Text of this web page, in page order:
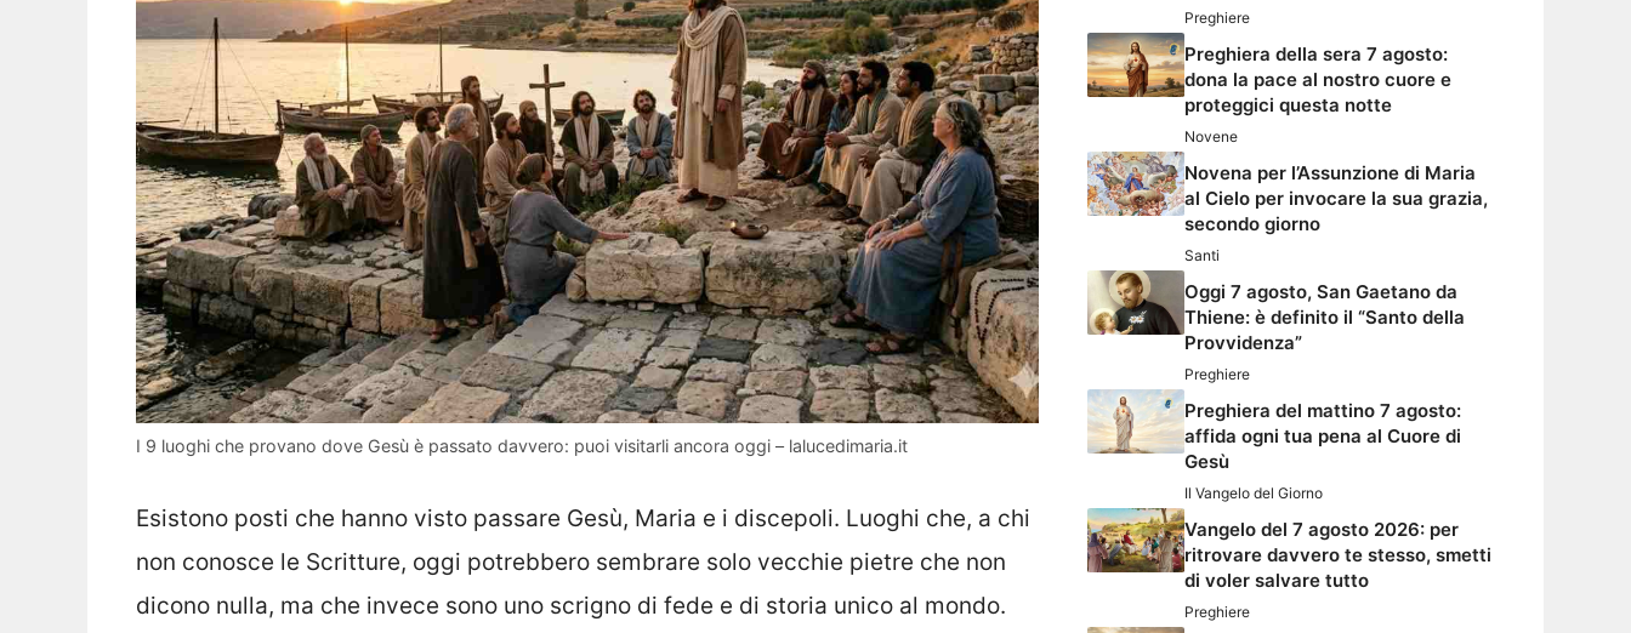
I 9 luoghi che provano dove Gesù è passato davvero: puoi visitarli ancora oggi – lalucedimaria.it
Esistono posti che hanno visto passare Gesù, Maria e i discepoli. Luoghi che, a chi
non conosce le Scritture, oggi potrebbero sembrare solo vecchie pietre che non
dicono nulla, ma che invece sono uno scrigno di fede e di storia unico al mondo.
Preghiere
Preghiera della sera 7 agosto:
dona la pace al nostro cuore e
proteggici questa notte
Novene
Novena per l’Assunzione di Maria
al Cielo per invocare la sua grazia,
secondo giorno
Santi
Oggi 7 agosto, San Gaetano da
Thiene: è definito il “Santo della
Provvidenza”
Preghiere
Preghiera del mattino 7 agosto:
affida ogni tua pena al Cuore di
Gesù
Il Vangelo del Giorno
Vangelo del 7 agosto 2026: per
ritrovare davvero te stesso, smetti
di voler salvare tutto
Preghiere